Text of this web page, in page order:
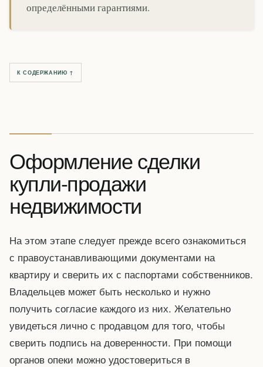
определёнными гарантиями.
К СОДЕРЖАНИЮ ↑
Оформление сделки
купли-продажи
недвижимости
На этом этапе следует прежде всего ознакомиться
с правоустанавливающими документами на
квартиру и сверить их с паспортами собственников.
Владельцев может быть несколько и нужно
получить согласие каждого из них. Желательно
увидеться лично с продавцом для того, чтобы
сверить подпись на доверенности. При помощи
органов опеки можно удостовериться в